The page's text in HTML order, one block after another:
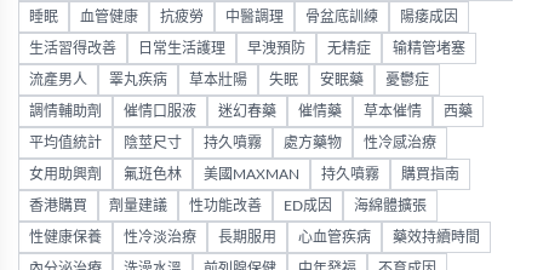
睡眠 血管健康 抗疲勞 中醫調理 骨盆底訓練 陽痿成因
生活習得改善 日常生活護理 早洩預防 无精症 输精管堵塞
流產男人 睪丸疾病 草本壯陽 失眠 安眠藥 憂鬱症
調情輔助劑 催情口服液 迷幻春藥 催情藥 草本催情 西藥
平均值統計 陰莖尺寸 持久噴霧 處方藥物 性冷感治療
女用助興劑 氟班色林 美國MAXMAN 持久噴霧 購買指南
香港購買 劑量建議 性功能改善 ED成因 海綿體擴張
性健康保養 性冷淡治療 長期服用 心血管疾病 藥效持續時間